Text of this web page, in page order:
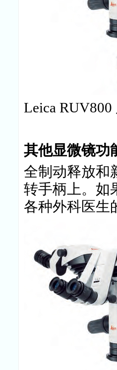
Leica
其他显微镜功
全制动释放和
转手柄上。如
各种外科医生